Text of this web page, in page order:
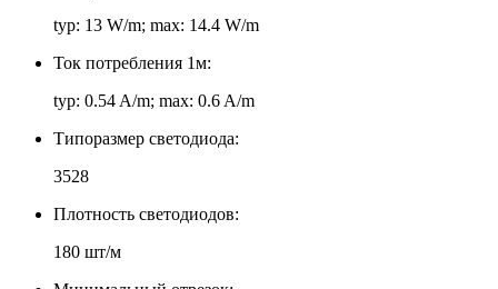
typ: 13 W/m; max: 14.4 W/m
Ток потребления 1м:
typ: 0.54 A/m; max: 0.6 A/m
Типоразмер светодиода:
3528
Плотность светодиодов:
180 шт/м